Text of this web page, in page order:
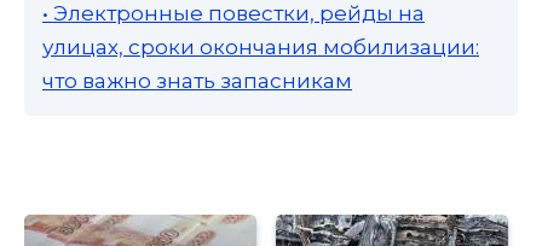
• Электронные повестки, рейды на
улицах, сроки окончания мобилизации:
что важно знать запасникам